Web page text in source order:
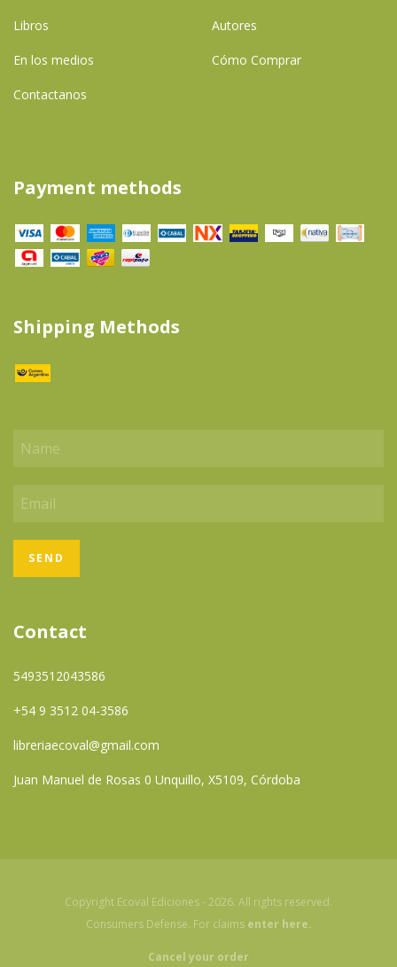
Libros Autores
En los medios Cómo Comprar
Contactanos
Payment methods
Shipping Methods
Contact
5493512043586
+54 9 3512 04-3586
libreriaecoval@gmail.com
Juan Manuel de Rosas 0 Unquillo, X5109, Córdoba
Copyright Ecoval Ediciones - 2026. All rights reserved.
Consumers Defense. For claims enter here.
Cancel your order